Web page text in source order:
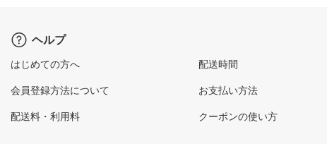
ヘルプ
はじめての方へ
会員登録方法について
配送料・利用料
配送時間
お支払い方法
クーポンの使い方